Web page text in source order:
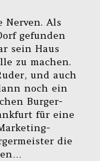
Nerven. Als
gefunden
sein Haus
zu machen.
und auch
noch ein
Burger-
für eine
die